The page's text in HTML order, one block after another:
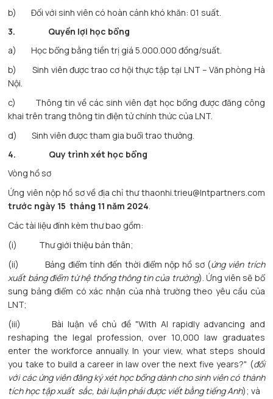
b) Đối với sinh viên có hoàn cảnh khó khăn: 01 suất.
3.
Quyền lợi học bổng
a) Học bổng bằng tiền trị giá 5.000.000 đồng/suất.
b) Sinh viên được trao cơ hội thực tập tại LNT – Văn phòng Hà
Nội.
c) Thông tin về các sinh viên đạt học bổng được đăng công
khai trên trang thông tin điện tử chính thức của LNT.
d) Sinh viên được tham gia buổi trao thưởng.
4.
Quy trình xét học bổng
Vòng hồ sơ
Ứng viên nộp hồ sơ về địa chỉ thư thaonhi.trieu@lntpartners.com
trước ngày 15 tháng 11 năm 2024.
Các tài liệu đính kèm thư bao gồm:
(i) Thư giới thiệu bản thân;
(ii) Bảng điểm tính đến thời điểm nộp hồ sơ (ứng viên trích
xuất bảng điểm từ hệ thống thông tin của trường). Ứng viên sẽ bổ
sung bảng điểm có xác nhận của nhà trường theo yêu cầu của
LNT;
(iii) Bài luận về chủ đề "With AI rapidly advancing and
reshaping the legal profession, over 10,000 law graduates
enter the workforce annually. In your view, what steps should
you take to build a career in law over the next five years?" (đối
với các ứng viên đăng ký xét học bổng dành cho sinh viên có thành
tích học tập xuất sắc, bài luận phải được viết bằng tiếng Anh); và